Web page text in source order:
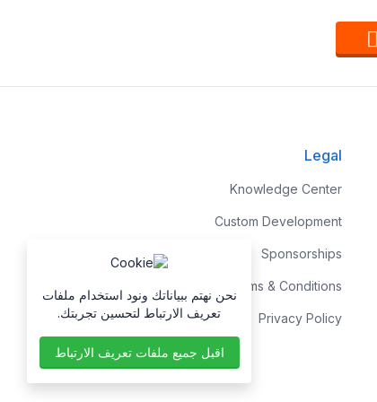
Legal
Knowledge Center
Custom Development
Sponsorships
Terms & Conditions
Privacy Policy
نحن نهتم ببياناتك ونود استخدام ملفات
تعريف الارتباط لتحسين تجربتك.
اقبل جميع ملفات تعريف الارتباط